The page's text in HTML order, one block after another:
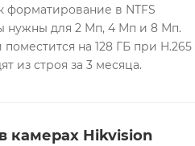
форматирование в NTFS
нужны для 2 Мп, 4 Мп и 8 Мп.
на 128 ГБ при H.265
из строя за 3 месяца.
камерах Hikvision